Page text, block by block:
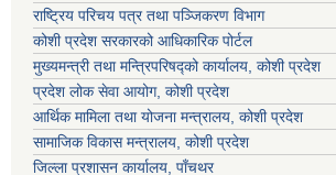
राष्ट्रिय परिचय पत्र तथा पञ्जिकरण विभाग
कोशी प्रदेश सरकारको आधिकारिक पोर्टल
मुख्यमन्त्री तथा मन्त्रिपरिषद्को कार्यालय, कोशी प्रदेश
प्रदेश लोक सेवा आयोग, कोशी प्रदेश
आर्थिक मामिला तथा योजना मन्त्रालय, कोशी प्रदेश
सामाजिक विकास मन्त्रालय, कोशी प्रदेश
जिल्ला प्रशासन कार्यालय, पाँचथर